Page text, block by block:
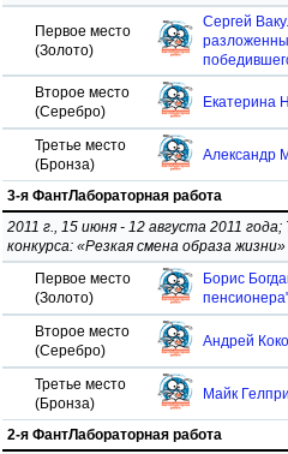
Первое место
(Золото)
Сергей
Второе место
(Серебро)
Екатерина
Третье место
(Бронза)
Александр
3-я ФантЛабораторная работа
2011 г., 15 июня - 12 августа 2011 года;
конкурса: «Резкая смена образа жизни»
Первое место
(Золото)
Борис
Второе место
(Серебро)
Андрей
Третье место
(Бронза)
Майк
2-я ФантЛабораторная работа